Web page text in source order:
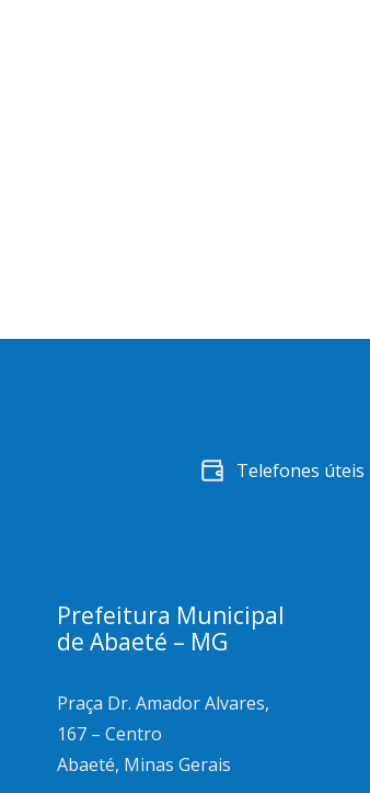
Telefones úteis
Prefeitura Municipal
de Abaeté – MG
Praça Dr. Amador Alvares,
167 – Centro
Abaeté, Minas Gerais